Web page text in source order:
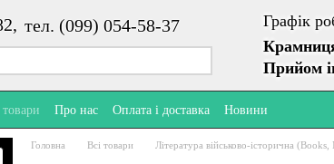
тел. (099) 054-58-37
Графік
Прийом
товари Про нас Оплата і доставка Новини
Головна Всі товари Література військово-історична (Books,